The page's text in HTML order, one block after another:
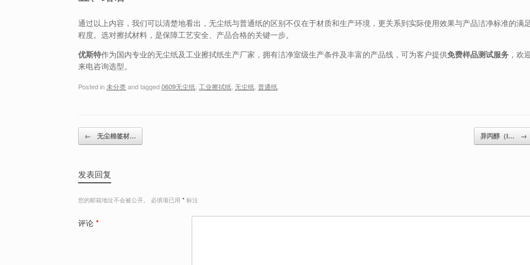
通过以上内容，我们可以清楚地看出，无尘纸与普通纸的区别不仅在于材质和生产环境，更关系到实际使用效果与产品洁净标准的满
程度。选对擦拭材料，是保障工艺安全、产品合格的关键一步。
优斯特作为国内专业的无尘纸及工业擦拭纸生产厂家，拥有洁净室级生产条件及丰富的产品线，可为客户提供免费样品测试服务 ，欢
来电咨询选型。
Posted in未分类and tagged0609无尘纸, 工业擦拭纸, 无尘纸, 普通纸.
Post navigation
← 无尘棉签材… 异丙醇（I… →
发表回复
您的邮箱地址不会被公开。 必填项已用 * 标注
评论 *